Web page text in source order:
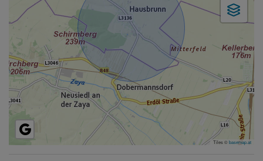
Tiles ©basemap.at